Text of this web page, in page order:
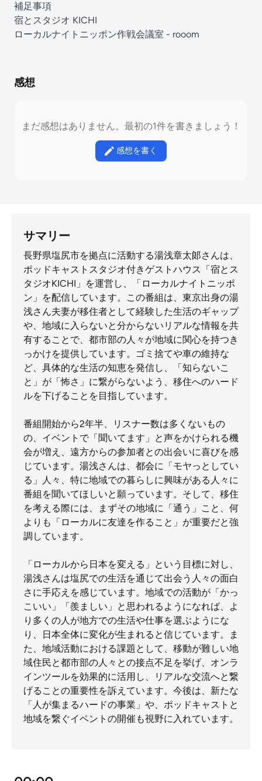
補足事項
宿とスタジオ KICHI
ローカルナイトニッポン作戦会議室 - rooom
感想
まだ感想はありません。最初の1件を書きましょう！
感想を書く
サマリー
長野県塩尻市を拠点に活動する湯浅章太郞さんは、
ポッドキャストスタジオ付きゲストハウス「宿とス
タジオKICHI」を運営し、「ローカルナイトニッポ
ン」を配信しています。この番組は、東京出身の湯
浅さん夫妻が移住者として経験した生活のギャップ
や、地域に入らないと分からないリアルな情報を共
有することで、都市部の人々が地域に関心を持つき
っかけを提供しています。ゴミ捨てや車の維持な
ど、具体的な生活の知恵を発信し、「知らないこ
と」が「怖さ」に繋がらないよう、移住へのハード
ルを下げることを目指しています。
番組開始から2年半、リスナー数は多くないもの
の、イベントで「聞いてます」と声をかけられる機
会が増え、遠方からの参加者との出会いに喜びを感
じています。湯浅さんは、都会に「モヤっとしてい
る」人々、特に地域での暮らしに興味がある人々に
番組を聞いてほしいと願っています。そして、移住
を考える際には、まずその地域に「通う」こと、何
よりも「ローカルに友達を作ること」が重要だと強
調しています。
「ローカルから日本を変える」という目標に対し、
湯浅さんは塩尻での生活を通じて出会う人々の面白
さに手応えを感じています。地域での活動が「かっ
こいい」「羨ましい」と思われるようになれば、よ
り多くの人が地方での生活や仕事を選ぶようにな
り、日本全体に変化が生まれると信じています。ま
た、地域活動における課題として、移動が難しい地
域住民と都市部の人々との接点不足を挙げ、オンラ
インツールを効果的に活用し、リアルな交流へと繋
げることの重要性を訴えています。今後は、新たな
「人が集まるハードの事業」や、ポッドキャストと
地域を繋ぐイベントの開催も視野に入れています。